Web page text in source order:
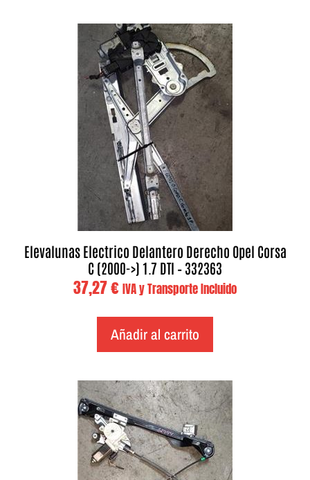
Elevalunas Electrico Delantero Derecho Opel Corsa
C (2000->) 1.7 DTI – 332363
37,27€ IVA y Transporte Incluido
Añadir al carrito